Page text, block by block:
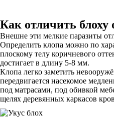
Как отличить блоху
Внешне эти мелкие паразиты
Определить клопа можно по
плоскому телу коричневого
достигает в длину 5-8 мм.
Клопа легко заметить
передвигается насекомое
под матрасами, под обивкой
щелях деревянных каркасов